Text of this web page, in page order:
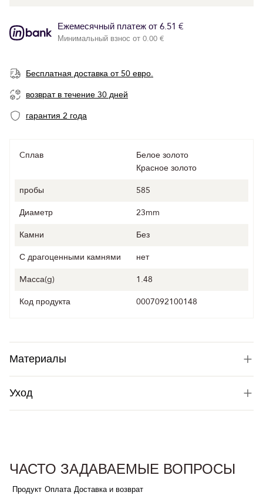
Ежемесячный платеж от 6.51 €
Минимальный взнос от 0.00 €
Бесплатная доставка от 50 евро.
возврат в течение 30 дней
гарантия 2 года
Cплав
Белое золото
Красное золото
пробы
585
Диаметр
23mm
Камни
Без
С драгоценными камнями
нет
Mасса(g)
1.48
Код продукта
0007092100148
Материалы
Уход
ЧАСТО ЗАДАВАЕМЫЕ ВОПРОСЫ
Продукт Оплата Доставка и возврат